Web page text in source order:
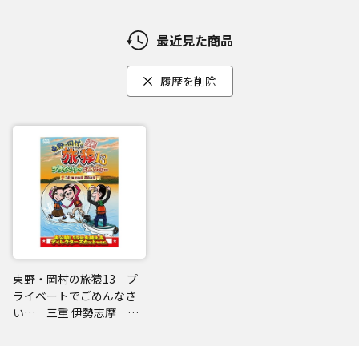
最近見た商品
履歴を削除
東野・岡村の旅猿13 プ
ライベートでごめんなさ
い… 三重 伊勢志摩 満